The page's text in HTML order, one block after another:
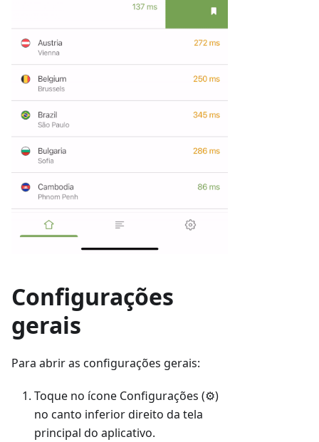
Configurações
gerais
Para abrir as configurações gerais:
Toque no ícone Configurações (⚙)
no canto inferior direito da tela
principal do aplicativo.